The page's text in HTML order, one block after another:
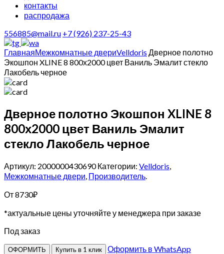
контакты
распродажа
556885@mail.ru +7 (926) 237-25-43
ГлавнаяМежкомнатные двериVelldoris Дверное полотно
Экошпон XLINE 8 800х2000 цвет Ваниль Эмалит стекло
Лакобель черное
Дверное полотно Экошпон XLINE 8
800х2000 цвет Ваниль Эмалит
стекло Лакобель черное
Артикул: 2000000430690Категории: Velldoris,
Межкомнатные двери, Производитель.
От8730₽
*актуальные цены уточняйте у менеджера при заказе
Под заказ
ОФОРМИТЬ Купить в 1 клик
Оформить в WhatsApp